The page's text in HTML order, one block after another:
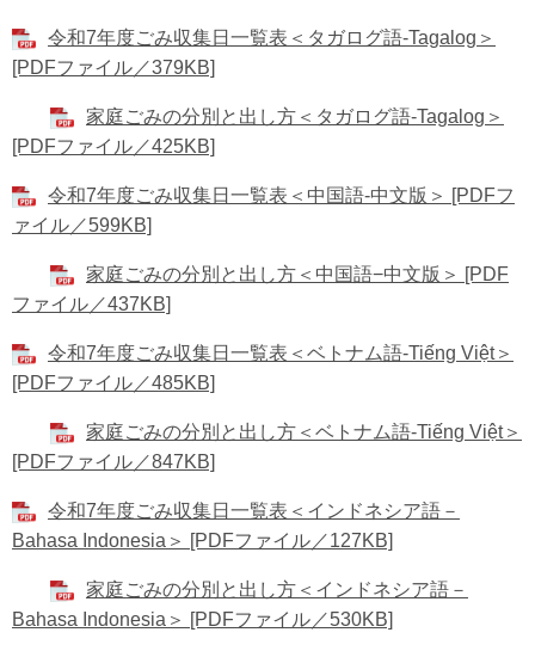
令和7年度ごみ収集日一覧表＜タガログ語-Tagalog＞
[PDFファイル／379KB]
家庭ごみの分別と出し方＜タガログ語-Tagalog＞
[PDFファイル／425KB]
令和7年度ごみ収集日一覧表＜中国語-中文版＞ [PDFフ
ァイル／599KB]
家庭ごみの分別と出し方＜中国語−中文版＞ [PDF
ファイル／437KB]
令和7年度ごみ収集日一覧表＜ベトナム語-Tiếng Việt＞
[PDFファイル／485KB]
家庭ごみの分別と出し方＜ベトナム語-Tiếng Việt＞
[PDFファイル／847KB]
令和7年度ごみ収集日一覧表＜インドネシア語－
Bahasa Indonesia＞ [PDFファイル／127KB]
家庭ごみの分別と出し方＜インドネシア語－
Bahasa Indonesia＞ [PDFファイル／530KB]